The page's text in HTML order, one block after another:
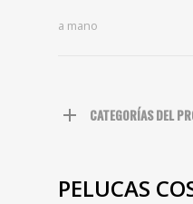
a mano
CATEGORÍAS DEL
PELUCAS